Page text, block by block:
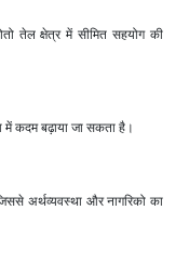
तेल क्षेत्र में सीमित सहयोग की
में कदम बढ़ाया जा सकता है।
अर्थव्यवस्था और नागरिको का